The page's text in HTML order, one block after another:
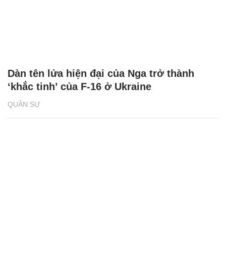
QUÂN SỰ
Dàn tên lửa hiện đại của Nga trở thành
‘khắc tinh’ của F-16 ở Ukraine